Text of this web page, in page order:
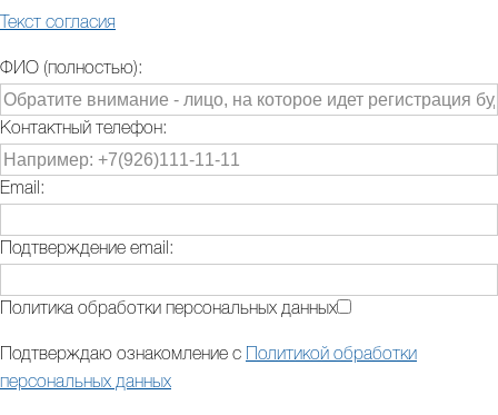
Текст согласия
ФИО (полностью):
Контактный телефон:
Email:
Подтверждение email:
Политика обработки персональных данных
Подтверждаю ознакомление с
Политикой обработки
персональных данных